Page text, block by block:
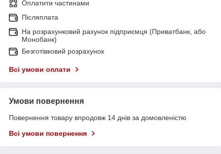
Оплатити частинами
Післяплата
На розрахунковий рахунок підприємця (Приватбанк, або
Монобанк)
Безготівковий розрахунок
Всі умови оплати
Умови повернення
Повернення товару впродовж 14 днів за домовленістю
Всі умови повернення